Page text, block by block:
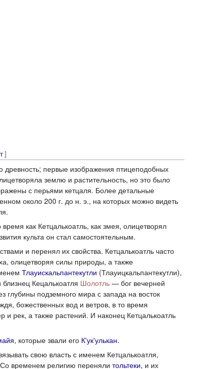
]
древность; первые изображения птицеподобных
землю и растительность, но это было
с перьями кетцаля. Более детальные
около 200 г. до н. э., на которых можно видеть
время как Кетцалькоатль, как змея, олицетворял
культа он стал самостоятельным.
и перенял их свойства. Кетцалькоатль часто
олицетворяя силы природы, а также
Тлауискальпантекутли (Тлауицкальпантекутли),
Кецалькоатля Шолотль — бог вечерней
глубины подземного мира с запада на восток
божественных вод и ветров, в то время
рек, а также растений. И наконец Кетцалькоатль
, которые звали его К'ук'улькан.
свою власть с именем Кетцалькоатля,
временем религию переняли тольтеки, и их